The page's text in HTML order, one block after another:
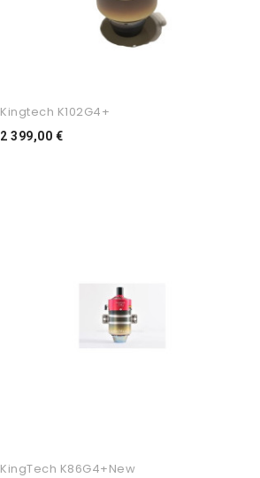
Kingtech K102G4+
2 399,00 €Preço
KingTech K86G4+New